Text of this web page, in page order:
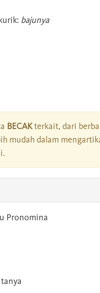
bajunya
BECAKterkait, dari
mudah dalam
Pronomina